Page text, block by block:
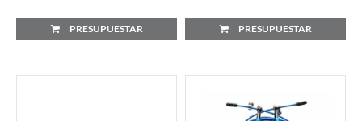
PRESUPUESTAR PRESUPUESTAR